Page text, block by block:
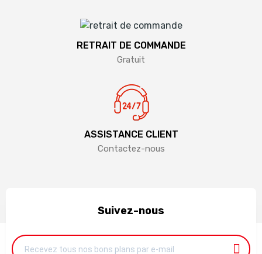
RETRAIT DE COMMANDE
Gratuit
ASSISTANCE CLIENT
Contactez-nous
Suivez-nous